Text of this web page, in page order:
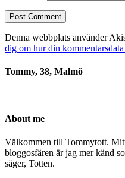
Denna webbplats använder
dig om hur din kommentarsdata
Tommy, 38, Malmö
About me
Välkommen till Tommytott.
bloggosfären är jag mer känd
säger, Totten.